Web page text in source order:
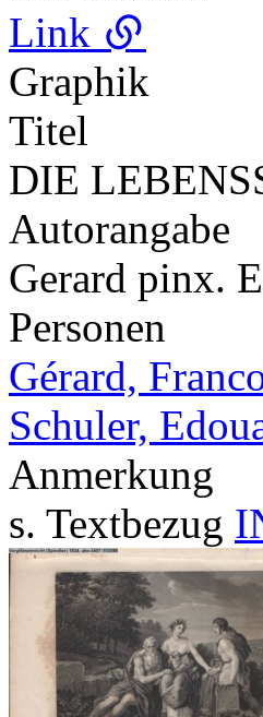
Link
Graphik
Titel
DIE
Autorangabe
Gerard pinx.
Personen
Gérard,
Schuler,
Anmerkung
s. Textbezug